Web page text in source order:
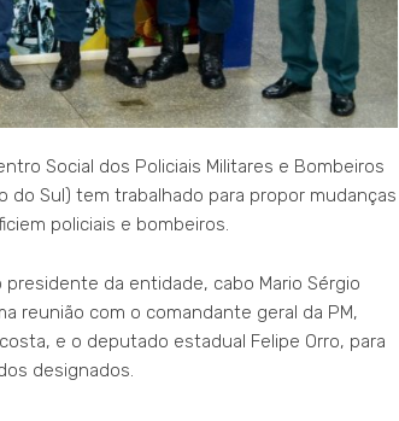
Social dos Policiais Militares e Bombeiros
do Sul) tem trabalhado para propor mudanças
policiais e bombeiros.
da entidade, cabo Mario Sérgio
reunião com o comandante geral da PM,
e o deputado estadual Felipe Orro, para
designados.